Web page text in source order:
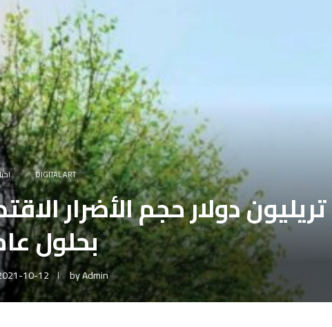
DIGITAL ART
1.7 تريليون دولار حجم الأضرار
بحلول عام
byAdmin
10-12